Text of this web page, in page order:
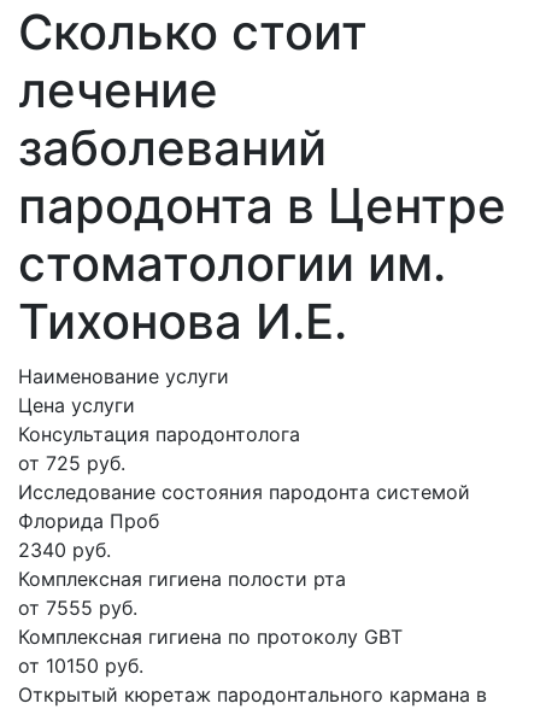
Сколько стоит
лечение
заболеваний
пародонта в Центре
стоматологии им.
Тихонова И.Е.
Наименование услуги
Цена услуги
Консультация пародонтолога
от 725 руб.
Исследование состояния пародонта системой
Флорида Проб
2340 руб.
Комплексная гигиена полости рта
от 7555 руб.
Комплексная гигиена по протоколу GBT
от 10150 руб.
Открытый кюретаж пародонтального кармана в